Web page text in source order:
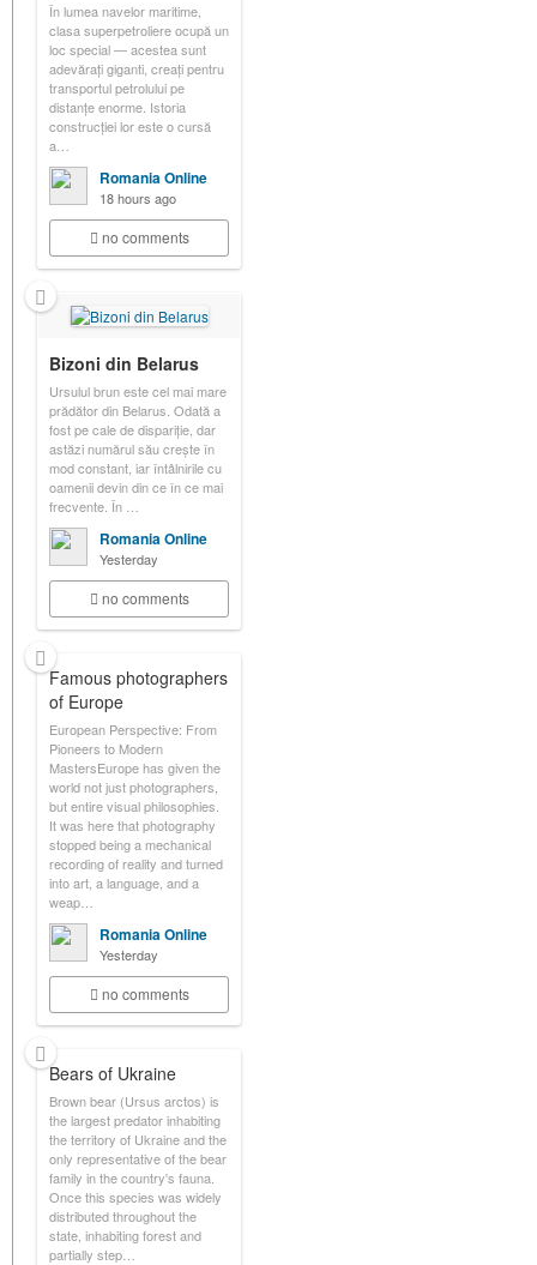
În lumea navelor maritime,
clasa superpetroliere ocupă un
loc special — acestea sunt
adevărați giganti, creați pentru
transportul petrolului pe
distanțe enorme. Istoria
construcției lor este o cursă
a…
Romania Online
18 hours ago
no comments
Bizoni din Belarus
Ursulul brun este cel mai mare
prădător din Belarus. Odată a
fost pe cale de dispariție, dar
astăzi numărul său crește în
mod constant, iar întâlnirile cu
oamenii devin din ce în ce mai
frecvente. În …
Romania Online
Yesterday
no comments
Famous photographers
of Europe
European Perspective: From
Pioneers to Modern
MastersEurope has given the
world not just photographers,
but entire visual philosophies.
It was here that photography
stopped being a mechanical
recording of reality and turned
into art, a language, and a
weap…
Romania Online
Yesterday
no comments
Bears of Ukraine
Brown bear (Ursus arctos) is
the largest predator inhabiting
the territory of Ukraine and the
only representative of the bear
family in the country's fauna.
Once this species was widely
distributed throughout the
state, inhabiting forest and
partially step…